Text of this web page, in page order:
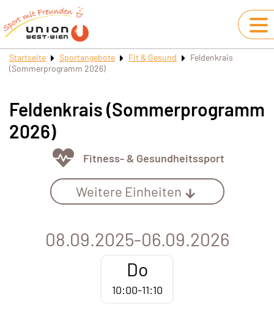
Startseite Sportangebote Fit & Gesund
Feldenkrais
(Sommerprogramm 2026)
Feldenkrais (Sommerprogramm
2026)
Fitness- & Gesundheitssport
Weitere Einheiten
08.09.2025-06.09.2026
Do
10:00-11:10